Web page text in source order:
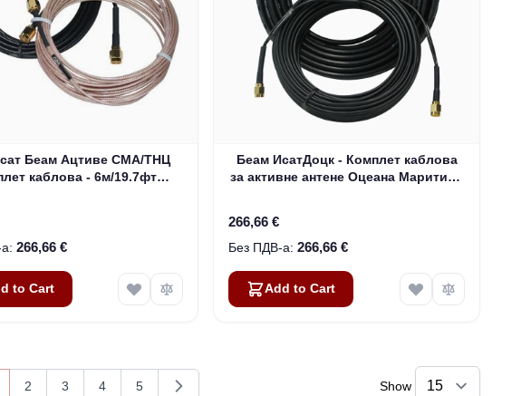
Беам Ацтиве СМА/ТНЦ
каблова - 6м/19.7фт
266,66 €
to Cart
Беам ИсатДоцк - Комплет каблова
за активне антене Оцеана Маритиме
266,66 €
266,66 €
Add to Cart
2 3 4 5 Show